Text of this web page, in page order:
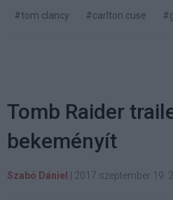
#tom clancy
#carlton cuse
Tomb Raider
bekeményít
Szabó Dániel 2017 szeptember 19.